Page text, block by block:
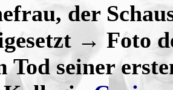
der
→ Foto
Tod seiner